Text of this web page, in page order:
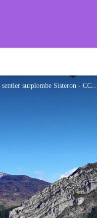
Le sentier surplombe